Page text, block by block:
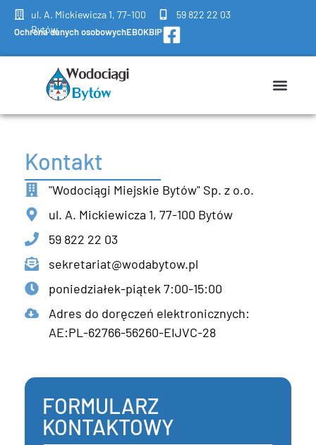
treści
ul. A. Mickiewicza 1, 77-100
Bytów
59 822 22 03
Ochrona danych osobowychEBOKBIP
Kontakt
"Wodociągi Miejskie Bytów" Sp. z o.o.
ul. A. Mickiewicza 1, 77-100 Bytów
59 822 22 03
sekretariat@wodabytow.pl
poniedziałek-piątek 7:00-15:00
Adres do doręczeń elektronicznych:
AE:PL-62766-56260-EIJVC-28
FORMULARZ
KONTAKTOWY